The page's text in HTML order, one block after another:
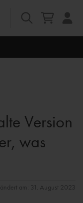
Version
was
am: 31. August 2023